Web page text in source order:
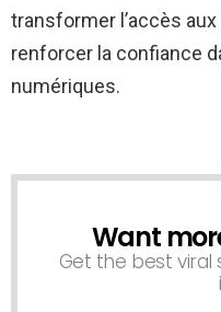
transformer l’accès
renforcer la confiance
numériques.
NEWSLETTER
Want
Get the best viral